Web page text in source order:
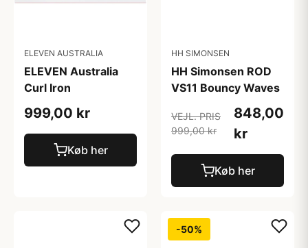
ELEVEN AUSTRALIA
ELEVEN Australia
Curl Iron
999,00 kr
Køb her
HH SIMONSEN
HH Simonsen ROD
VS11 Bouncy Waves
VEJL. PRIS
999,00 kr
848,00
kr
Køb her
-50%